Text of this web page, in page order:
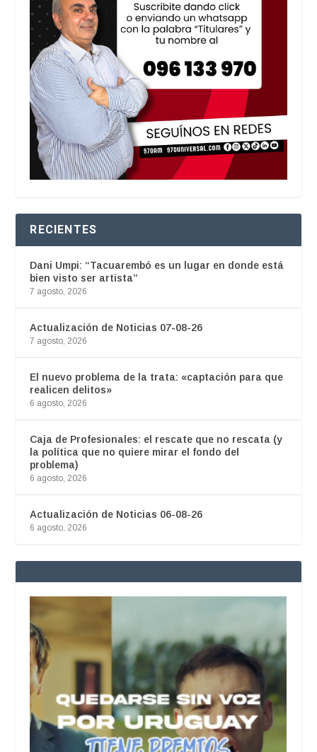
RECIENTES
Dani Umpi: “Tacuarembó es un lugar en donde está
bien visto ser artista”
7 agosto, 2026
Actualización de Noticias 07-08-26
7 agosto, 2026
El nuevo problema de la trata: «captación para que
realicen delitos»
6 agosto, 2026
Caja de Profesionales: el rescate que no rescata (y
la política que no quiere mirar el fondo del
problema)
6 agosto, 2026
Actualización de Noticias 06-08-26
6 agosto, 2026